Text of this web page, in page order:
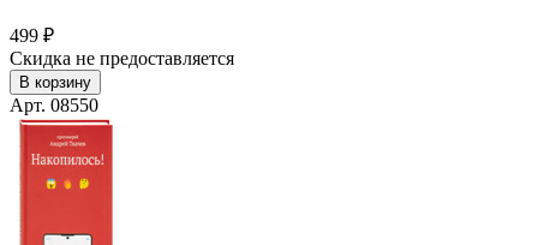
499 ₽
Скидка не предоставляется
В корзину
Арт. 08550